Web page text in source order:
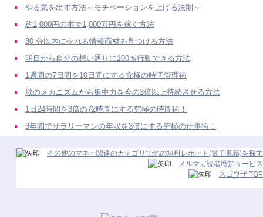
やる気を出す方法～モチベーションを上げる法則～
約1,000円の本で1,000万円を稼ぐ方法
30 分以内に売れる情報商材を見つける方法
明日から自分の想い通りに100％行動できる方法
1週間の7日間を10日間にする究極の時間管理術
脳のメカニズムから集中力を今の3倍以上持続させる方法
1日24時間を3倍の72時間にする究極の時間術！
3年間でサラリーマンの年収を3倍にする究極の仕事術！
その他のマネー関連のカテゴリで他の無料レポート(電子書籍)を探す
メルマガ読者増加サービス
スゴワザ TOP